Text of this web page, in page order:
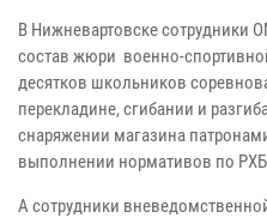
В Нижневартовске сотрудники
состав жюри военно-
десятков школьников
перекладине, сгибании и
снаряжении магазина
выполнении нормативов по
А сотрудники